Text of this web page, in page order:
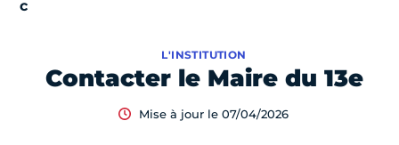
Contacter le Maire du 13e
L'INSTITUTION
Mise à jour le 07/04/2026